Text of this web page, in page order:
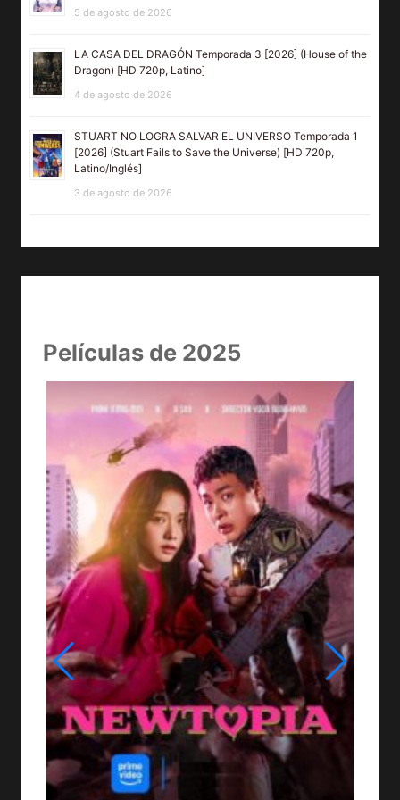
5 de agosto de 2026
LA CASA DEL DRAGÓN Temporada 3 [2026] (House of the
Dragon) [HD 720p, Latino]
4 de agosto de 2026
STUART NO LOGRA SALVAR EL UNIVERSO Temporada 1
[2026] (Stuart Fails to Save the Universe) [HD 720p,
Latino/Inglés]
3 de agosto de 2026
Películas de 2025